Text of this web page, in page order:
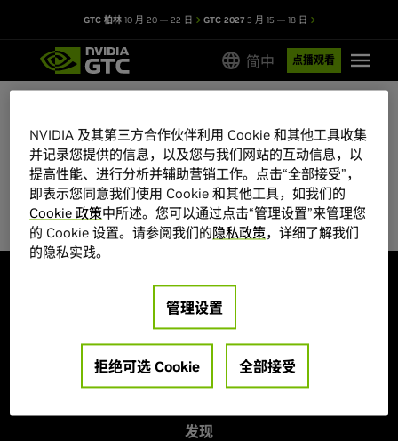
GTC 柏林10 月 20 — 22 日 GTC 20273 月 15 — 18 日
简中 点播观看
GTC 2026 会议目录
部分会议席位有限，先到先得。
海报展示 演讲嘉宾
创业公司和投资机构 培训和认证
发现
NVIDIA 及其第三方合作伙伴利用 Cookie 和其他工具收集
并记录您提供的信息，以及您与我们网站的互动信息，以
提高性能、进行分析并辅助营销工作。点击“全部接受”，
即表示您同意我们使用 Cookie 和其他工具，如我们的
Cookie 政策中所述。您可以通过点击“管理设置”来管理您
的 Cookie 设置。请参阅我们的隐私政策，详细了解我们
的隐私实践。
管理设置
拒绝可选 Cookie 全部接受